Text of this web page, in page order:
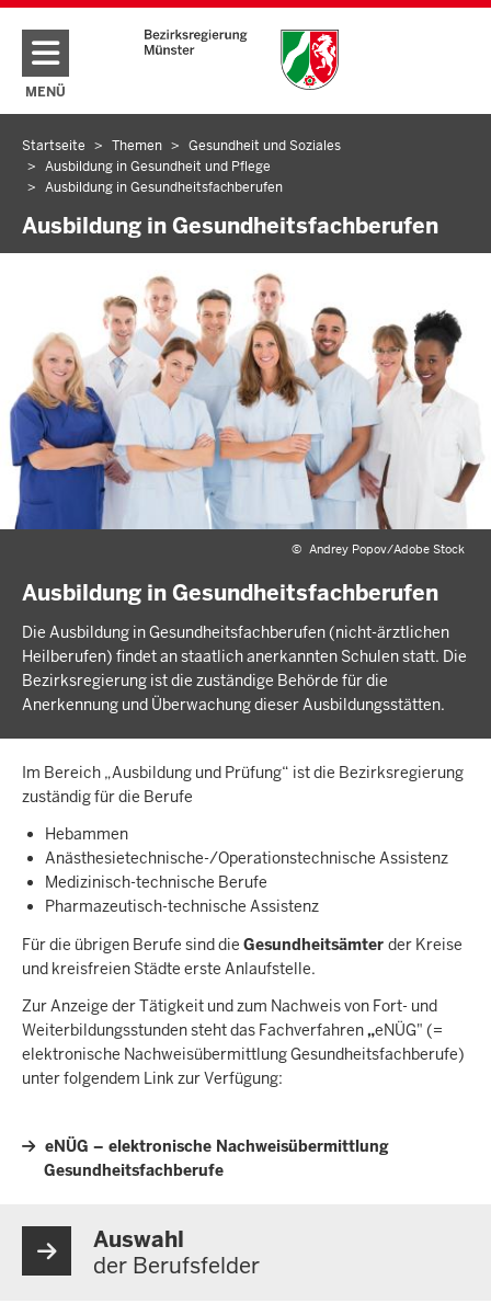
Direkt zum Inhalt
MENÜ
NAVIGATION AKTIVIEREN/DEAKTIVIEREN: HAUPTMENÜ
Sie
befinden
hier
Startseite Themen
Gesundheit und Soziales
Ausbildung in Gesundheit und Pflege
Ausbildung in Gesundheitsfachberufen
Ausbildung in Gesundheitsfachberufen
© Andrey Popov/Adobe Stock
Ausbildung in Gesundheitsfachberufen
Die Ausbildung in Gesundheitsfachberufen (nicht-ärztlichen
Heilberufen) findet an staatlich anerkannten Schulen statt. Die
Bezirksregierung ist die zuständige Behörde für die
Anerkennung und Überwachung dieser Ausbildungsstätten.
Im Bereich „Ausbildung und Prüfung“ ist die Bezirksregierung
zuständig für die Berufe
Hebammen
Anästhesietechnische-/Operationstechnische Assistenz
Medizinisch-technische Berufe
Pharmazeutisch-technische Assistenz
Für die übrigen Berufe sind die Gesundheitsämter der Kreise
und kreisfreien Städte erste Anlaufstelle.
Zur Anzeige der Tätigkeit und zum Nachweis von Fort- und
Weiterbildungsstunden steht das Fachverfahren„eNÜG" (=
elektronische Nachweisübermittlung Gesundheitsfachberufe)
unter folgendem Link zur Verfügung:
eNÜG – elektronische Nachweisübermittlung
Gesundheitsfachberufe
Auswahl
der Berufsfelder